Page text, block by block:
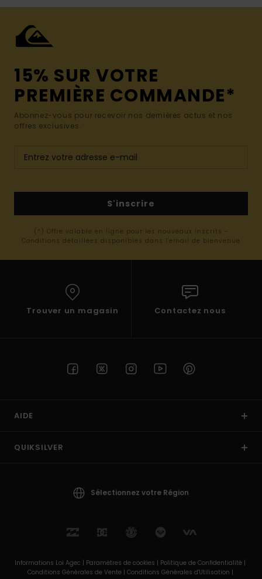
15% SUR VOTRE
PREMIÈRE COMMANDE*
Abonnez-vous pour recevoir nos dernières actus et nos
offres exclusives.
S'inscrire
(*) Offre valable en ligne pour les nouveaux inscrits -
Conditions détaillées disponibles dans l'email de bienvenue
Trouver un magasin Contactez nous
AIDE
QUIKSILVER
Sélectionnez votre Région
Informations Loi Agec | Paramètres de cookies | Politique de Confidentialité |
Conditions Générales de Vente | Conditions Générales d'Utilisation |